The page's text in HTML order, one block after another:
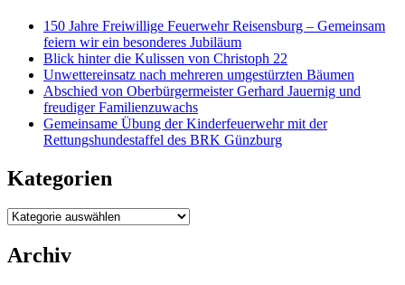
150 Jahre Freiwillige Feuerwehr Reisensburg – Gemeinsam
feiern wir ein besonderes Jubiläum
Blick hinter die Kulissen von Christoph 22
Unwettereinsatz nach mehreren umgestürzten Bäumen
Abschied von Oberbürgermeister Gerhard Jauernig und
freudiger Familienzuwachs
Gemeinsame Übung der Kinderfeuerwehr mit der
Rettungshundestaffel des BRK Günzburg
Kategorien
Kategorien
Archiv